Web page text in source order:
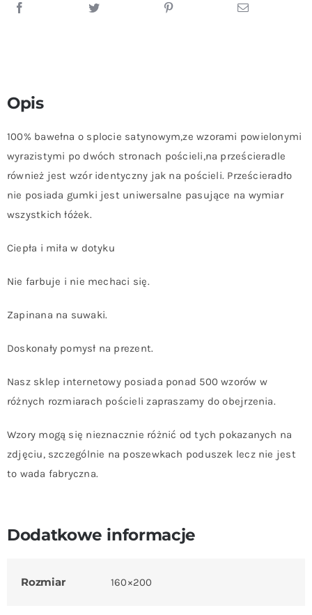
Opis
100% bawełna o splocie satynowym,ze wzorami powielonymi
wyrazistymi po dwóch stronach pościeli,na prześcieradle
również jest wzór identyczny jak na pościeli. Prześcieradło
nie posiada gumki jest uniwersalne pasujące na wymiar
wszystkich łóżek.
Ciepła i miła w dotyku
Nie farbuje i nie mechaci się.
Zapinana na suwaki.
Doskonały pomysł na prezent.
Nasz sklep internetowy posiada ponad 500 wzorów w
różnych rozmiarach pościeli zapraszamy do obejrzenia.
Wzory mogą się nieznacznie różnić od tych pokazanych na
zdjęciu, szczególnie na poszewkach poduszek lecz nie jest
to wada fabryczna.
Dodatkowe informacje
Rozmiar 160×200